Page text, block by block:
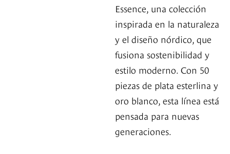
Essence, una colección
inspirada en la naturaleza
y el diseño nórdico, que
fusiona sostenibilidad y
estilo moderno. Con 50
piezas de plata esterlina y
oro blanco, esta línea está
pensada para nuevas
generaciones.